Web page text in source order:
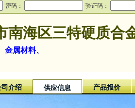
密码： 验证码：
南海区三特硬质合
金属材料、
司介绍 供应信息 产品报价